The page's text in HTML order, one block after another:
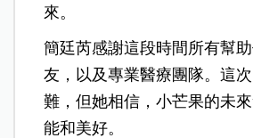
來。
簡廷芮感謝這段時間所有幫
友，以及專業醫療團隊。這
難，但她相信，小芒果的未
能和美好。